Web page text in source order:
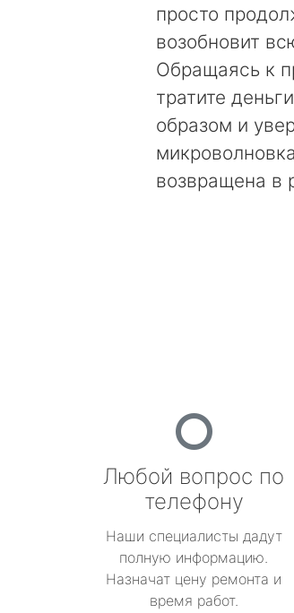
просто
возобновит
Обращаясь к
тратите
образом и
возвращена в
Любой вопрос по
телефону
Наши специалисты дадут
полную информацию.
Назначат цену ремонта и
время работ.